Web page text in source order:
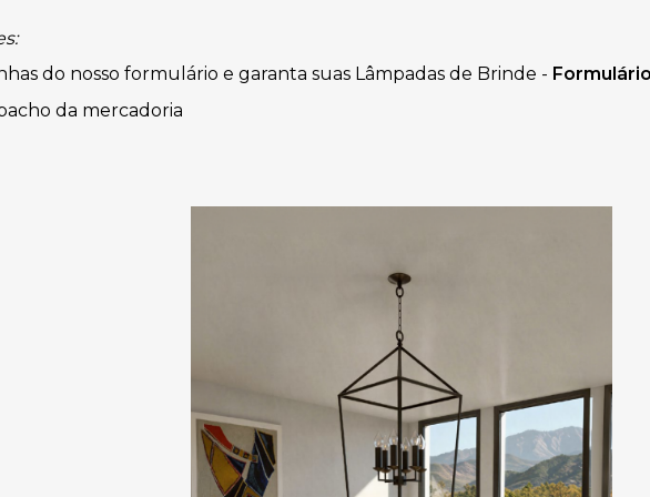
do nosso formulário e garanta suas Lâmpadas de Brinde -
da mercadoria